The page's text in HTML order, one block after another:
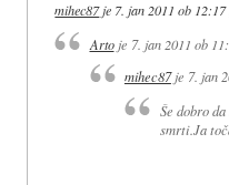
mihec87je 7. jan 2011 ob 12:17
Artoje 7. jan 2011 ob
mihec87je 7. jan
Še dobro
smrti.Ja